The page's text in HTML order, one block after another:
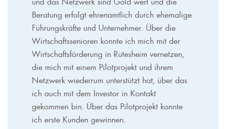
Beratung erfolgt ehrenamtlich durch ehemalige
Führungskräfte und Unternehmer. Über die
Wirtschaftssenioren konnte ich mich mit der
Wirtschaftsförderung in Rutesheim vernetzen,
die mich mit einem Pilotprojekt und ihrem
Netzwerk wiederrum unterstützt hat, über das
ich auch mit dem Investor in Kontakt
gekommen bin. Über das Pilotprojekt konnte
ich erste Kunden gewinnen.